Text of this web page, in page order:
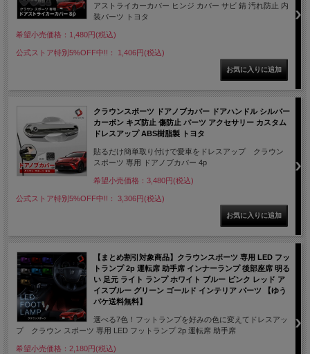
アストライカーカバー ヒンジ カバー サビ 錆 汚れ防止 内
装パーツ トヨタ
希望小売価格：1,480円(税込)
公式ストア特別5%OFF中!!： 1,406円(税込)
クラウンスポーツ ドアノブカバー ドアハンドル シルバー
カーボン キズ防止 傷防止 パーツ アクセサリー カスタム
ドレスアップ ABS樹脂製 トヨタ
貼るだけ簡単取り付けで愛車をドレスアップ クラウン
スポーツ 専用 ドアノブカバー 4p
希望小売価格：3,480円(税込)
公式ストア特別5%OFF中!!： 3,306円(税込)
【まとめ割引対象商品】クラウンスポーツ 専用 LED フッ
トランプ 2p 運転席 助手席 インナーランプ 後部座席 明る
い 足元 ライト ランプ ホワイト ブルー ピンク レッド ア
イスブルー グリーン ゴールド インテリア パーツ 【ゆう
パケ送料無料】
選べる7色！フットランプを好みの色に変えてドレスアッ
プ クラウン スポーツ 専用 LED フットランプ 2p 運転席 助手席
希望小売価格：2,180円(税込)